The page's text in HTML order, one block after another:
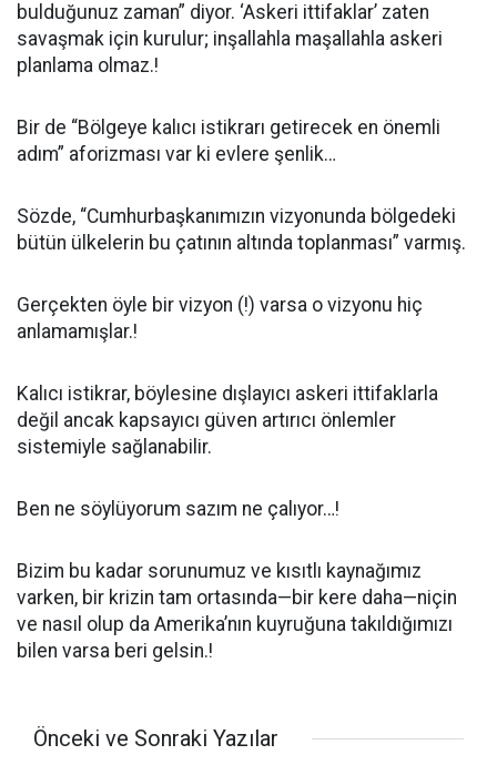
bulduğunuz zaman” diyor. ‘Askeri ittifaklar’ zaten
savaşmak için kurulur; inşallahla maşallahla askeri
planlama olmaz.!
Bir de “Bölgeye kalıcı istikrarı getirecek en önemli
adım” aforizması var ki evlere şenlik…
Sözde, “Cumhurbaşkanımızın vizyonunda bölgedeki
bütün ülkelerin bu çatının altında toplanması” varmış.
Gerçekten öyle bir vizyon (!) varsa o vizyonu hiç
anlamamışlar.!
Kalıcı istikrar, böylesine dışlayıcı askeri ittifaklarla
değil ancak kapsayıcı güven artırıcı önlemler
sistemiyle sağlanabilir.
Ben ne söylüyorum sazım ne çalıyor…!
Bizim bu kadar sorunumuz ve kısıtlı kaynağımız
varken, bir krizin tam ortasında—bir kere daha—niçin
ve nasıl olup da Amerika’nın kuyruğuna takıldığımızı
bilen varsa beri gelsin.!
Önceki ve Sonraki Yazılar